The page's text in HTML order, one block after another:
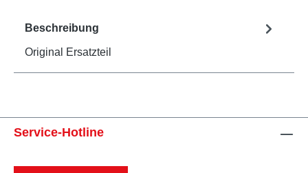
Beschreibung
Original Ersatzteil
Service-Hotline